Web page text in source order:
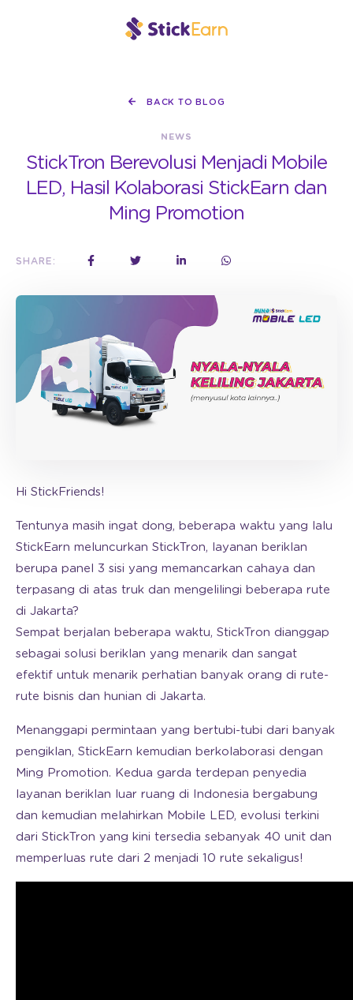
BACK TO BLOG
NEWS
StickTron Berevolusi Menjadi Mobile
LED, Hasil Kolaborasi StickEarn dan
Ming Promotion
SHARE:
Hi StickFriends!
Tentunya masih ingat dong, beberapa waktu yang lalu
StickEarn meluncurkan StickTron, layanan beriklan
berupa panel 3 sisi yang memancarkan cahaya dan
terpasang di atas truk dan mengelilingi beberapa rute
di Jakarta?
Sempat berjalan beberapa waktu, StickTron dianggap
sebagai solusi beriklan yang menarik dan sangat
efektif untuk menarik perhatian banyak orang di rute-
rute bisnis dan hunian di Jakarta.
Menanggapi permintaan yang bertubi-tubi dari banyak
pengiklan, StickEarn kemudian berkolaborasi dengan
Ming Promotion. Kedua garda terdepan penyedia
layanan beriklan luar ruang di Indonesia bergabung
dan kemudian melahirkan Mobile LED, evolusi terkini
dari StickTron yang kini tersedia sebanyak 40 unit dan
memperluas rute dari 2 menjadi 10 rute sekaligus!